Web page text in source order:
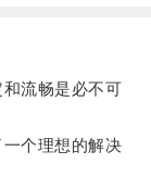
流畅是必不可
个理想的解决